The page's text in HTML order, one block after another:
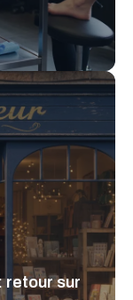
retour sur